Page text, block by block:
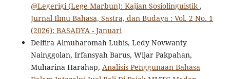
@Legerigi (Lege Marbun): Kajian Sosiolinguistik ,
Jurnal Ilmu Bahasa, Sastra, dan Budaya : Vol. 2 No. 1
(2026): BASADYA - Januari
Delfira Almuharomah Lubis, Ledy Novwanty
Nainggolan, Irfansyah Barus, Wijar Pakpahan,
Muharina Harahap, Analisis Penggunaan Bahasa